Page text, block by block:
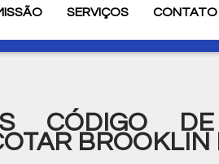
SERVIÇOS CONTATO
CÓDIGO
BROOKLIN